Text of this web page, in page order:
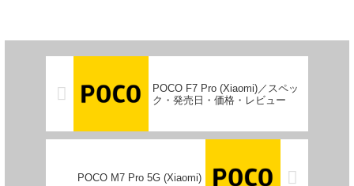
POCO F7 Pro (Xiaomi)／スペッ
ク・発売日・価格・レビュー
POCO M7 Pro 5G (Xiaomi)